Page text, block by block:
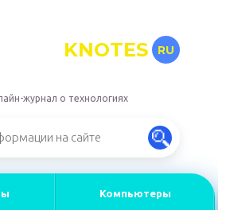
KNOTES RU
журнал о технологиях
Компьютеры